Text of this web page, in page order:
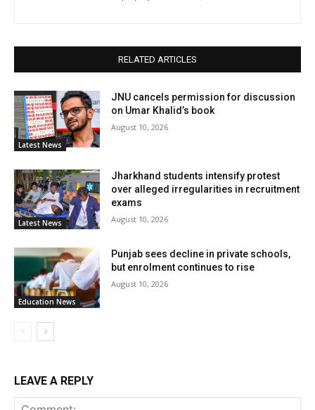
RELATED ARTICLES
Latest News
JNU cancels permission for discussion
on Umar Khalid’s book
August 10, 2026
Latest News
Jharkhand students intensify protest
over alleged irregularities in recruitment
exams
August 10, 2026
Education News
Punjab sees decline in private schools,
but enrolment continues to rise
August 10, 2026
LEAVE A REPLY